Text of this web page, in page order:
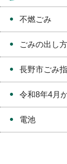
不燃ごみ
ごみの出し
長野市ごみ
令和8年4月
電池